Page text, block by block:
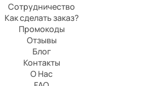
Сотрудничество
Как сделать заказ?
Промокоды
Отзывы
Блог
Контакты
О Нас